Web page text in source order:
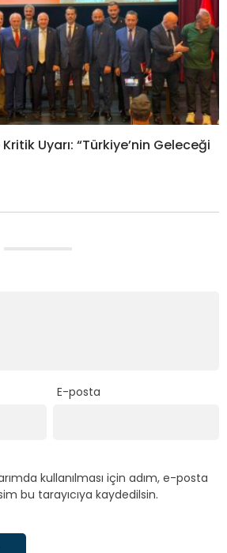
Uyarı: “Türkiye’nin Geleceği
E-posta
kullanılması için adım, e-posta
bu tarayıcıya kaydedilsin.